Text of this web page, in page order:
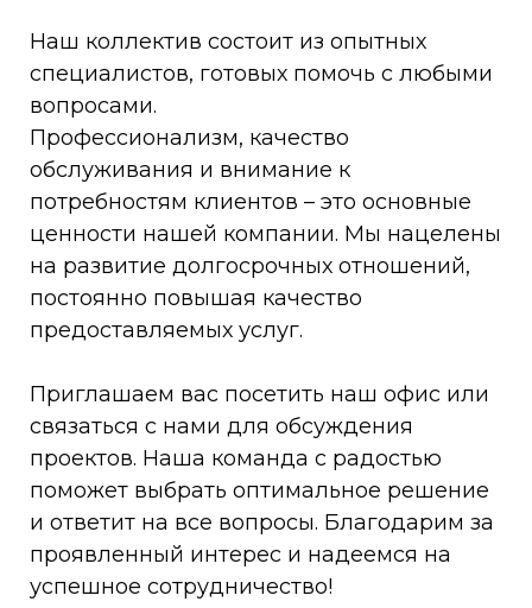
Наш коллектив состоит из опытных
специалистов, готовых помочь с любыми
вопросами.
Профессионализм, качество
обслуживания и внимание к
потребностям клиентов – это основные
ценности нашей компании. Мы нацелены
на развитие долгосрочных отношений,
постоянно повышая качество
предоставляемых услуг.
Приглашаем вас посетить наш офис или
связаться с нами для обсуждения
проектов. Наша команда с радостью
поможет выбрать оптимальное решение
и ответит на все вопросы. Благодарим за
проявленный интерес и надеемся на
успешное сотрудничество!